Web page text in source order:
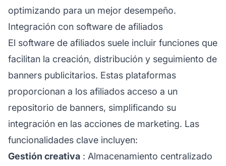
optimizando para un mejor desempeño.
Integración con software de afiliados
El software de afiliados suele incluir funciones que
facilitan la creación, distribución y seguimiento de
banners publicitarios. Estas plataformas
proporcionan a los afiliados acceso a un
repositorio de banners, simplificando su
integración en las acciones de marketing. Las
funcionalidades clave incluyen:
Gestión creativa : Almacenamiento centralizado